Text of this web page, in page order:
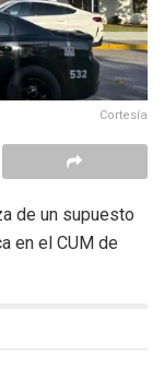
Cortesía
de un supuesto
en el CUM de